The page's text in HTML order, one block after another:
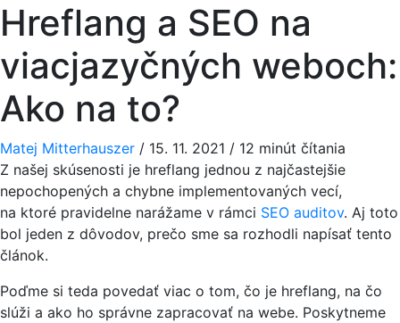
Hreflang a SEO na
viacjazyčných weboch:
Ako na to?
Matej Mitterhauszer / 15. 11. 2021 / 12 minút čítania
Z našej skúsenosti je hreflang jednou z najčastejšie
nepochopených a chybne implementovaných vecí,
na ktoré pravidelne narážame v rámci SEO auditov. Aj toto
bol jeden z dôvodov, prečo sme sa rozhodli napísať tento
článok.
Poďme si teda povedať viac o tom, čo je hreflang, na čo
slúži a ako ho správne zapracovať na webe. Poskytneme